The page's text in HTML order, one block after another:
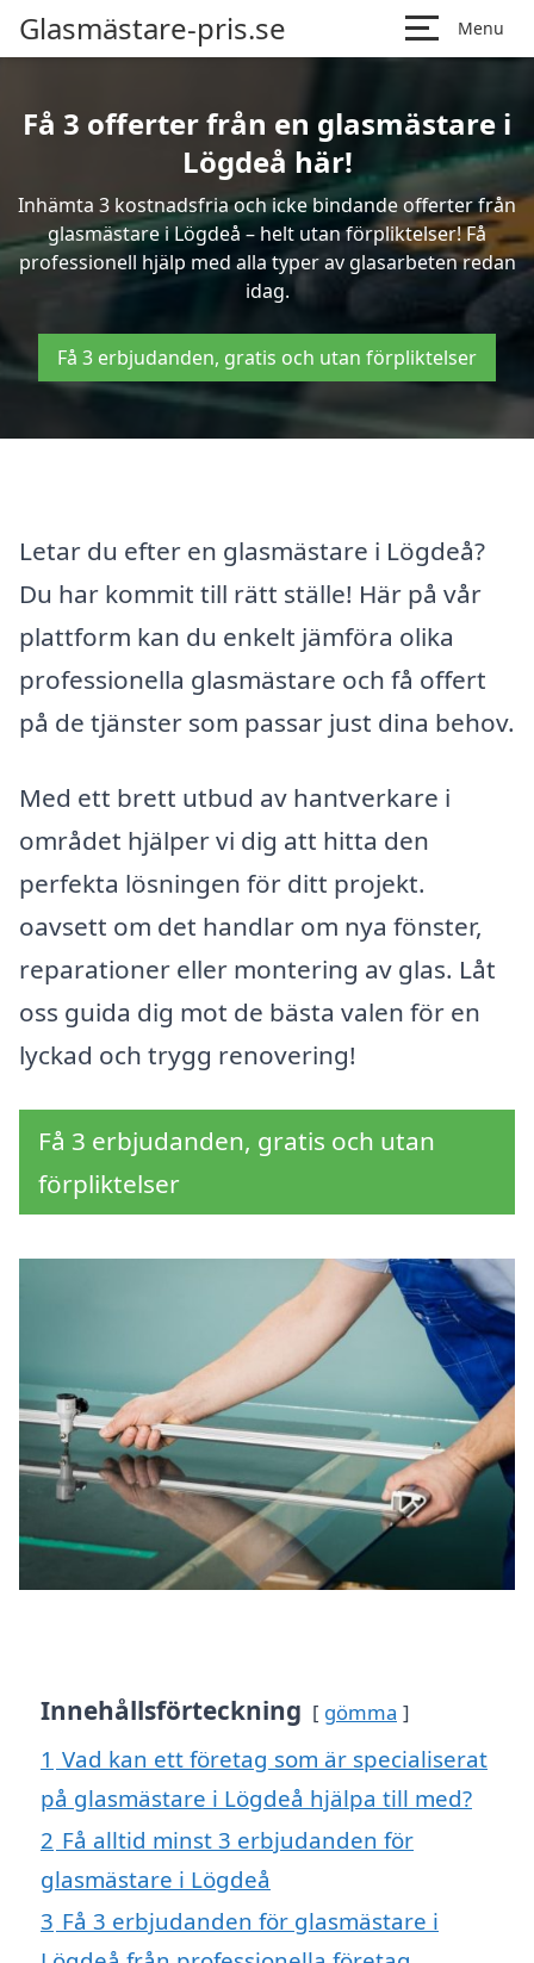
Glasmästare-pris.se Menu
Få 3 offerter från en glasmästare i
Lögdeå här!
Inhämta 3 kostnadsfria och icke bindande offerter från
glasmästare i Lögdeå – helt utan förpliktelser! Få
professionell hjälp med alla typer av glasarbeten redan
idag.
Få 3 erbjudanden, gratis och utan förpliktelser
Letar du efter en glasmästare i Lögdeå?
Du har kommit till rätt ställe! Här på vår
plattform kan du enkelt jämföra olika
professionella glasmästare och få offert
på de tjänster som passar just dina behov.
Med ett brett utbud av hantverkare i
området hjälper vi dig att hitta den
perfekta lösningen för ditt projekt.
oavsett om det handlar om nya fönster,
reparationer eller montering av glas. Låt
oss guida dig mot de bästa valen för en
lyckad och trygg renovering!
Få 3 erbjudanden, gratis och utan
förpliktelser
Innehållsförteckning gömma
1 Vad kan ett företag som är specialiserat
på glasmästare i Lögdeå hjälpa till med?
2 Få alltid minst 3 erbjudanden för
glasmästare i Lögdeå
3 Få 3 erbjudanden för glasmästare i